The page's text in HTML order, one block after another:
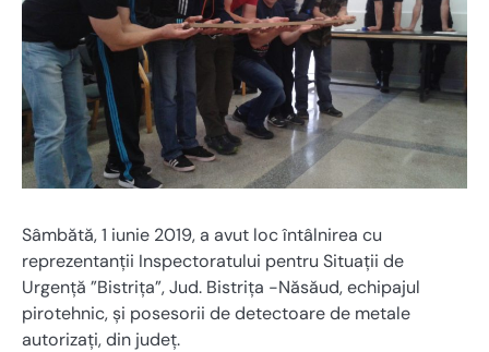
Sâmbătă, 1 iunie 2019, a avut loc întâlnirea cu
reprezentanții Inspectoratului pentru Situații de
Urgență ”Bistrița”, Jud. Bistrița -Năsăud, echipajul
pirotehnic, și posesorii de detectoare de metale
autorizați, din județ.